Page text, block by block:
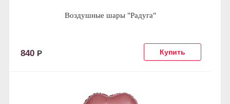
Воздушные шары "Радуга"
840 Р